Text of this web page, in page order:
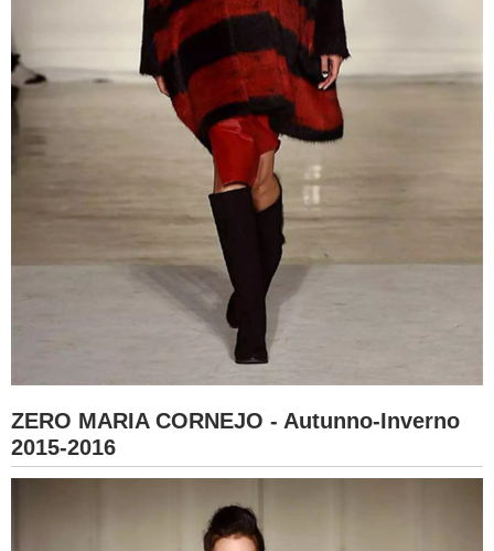
ZERO MARIA CORNEJO - Autunno-Inverno
2015-2016